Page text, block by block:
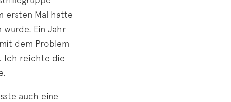
ersten Mal hatte
Ein Jahr
dem Problem
Ich reichte die
auch eine